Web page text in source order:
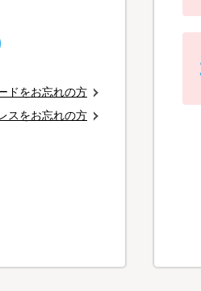
ドをお忘れの方
スをお忘れの方